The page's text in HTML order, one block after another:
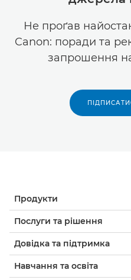
Не проґав
Canon: поради та
запрошення на
Продукти
Послуги та рішення
Довідка та підтримка
Навчання та освіта